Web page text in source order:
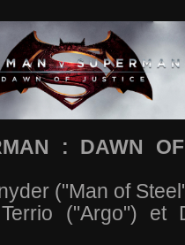
: DAWN
("Man of
("Argo") et